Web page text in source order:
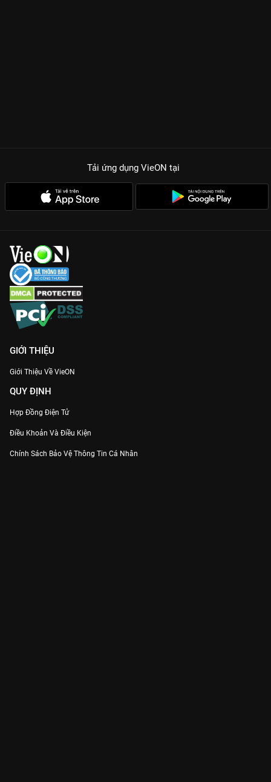
Tải ứng dụng VieON tại
GIỚI THIỆU
Giới Thiệu Về VieON
QUY ĐỊNH
Hợp Đồng Điện Tử
Điều Khoản Và Điều Kiện
Chính Sách Bảo Vệ Thông Tin Cá Nhân